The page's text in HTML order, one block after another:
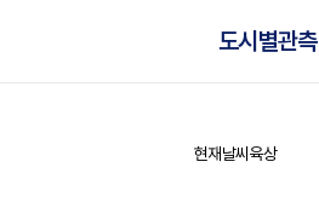
도시별관측
홈
현재날씨 육상